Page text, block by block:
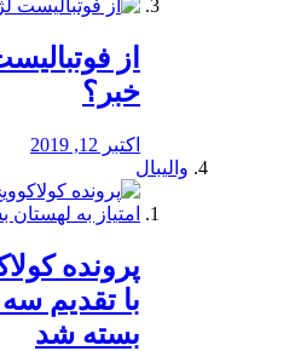
از
خبر؟
اکتبر 12, 2019
والیبال
پرونده
با تقدیم سه
بسته شد